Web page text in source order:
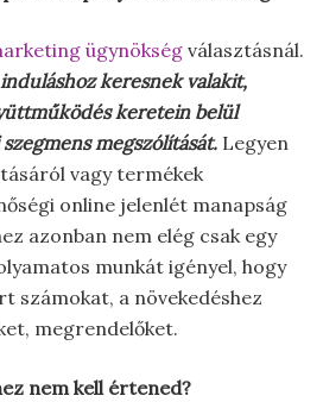
ügynökség választásnál.
keresnek valakit,
keretein belül
megszólítását. Legyen
vagy termékek
online jelenlét manapság
azonban nem elég csak egy
munkát igényel, hogy
számokat, a növekedéshez
megrendelőket.
nem kell értened?